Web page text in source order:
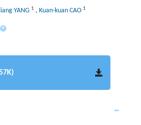
YANG 1 , Kuan-kuan CAO 1
+